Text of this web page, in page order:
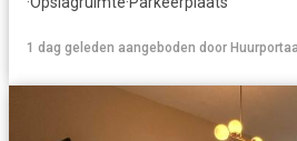
1 dag geleden aangeboden door